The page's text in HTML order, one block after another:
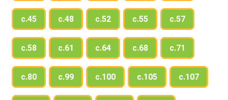
с.45 с.48 с.52 с.55 с.57
с.58 с.61 с.64 с.68 с.71
с.80 с.99 с.100 с.105 с.107